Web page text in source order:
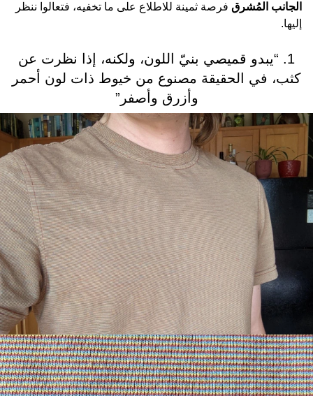
الجانب المُشرق فرصة ثمينة للاطلاع على ما تخفيه، فتعالوا ننظر
إليها.
1. “يبدو قميصي بنيّ اللون، ولكنه، إذا نظرت عن
كثب، في الحقيقة مصنوع من خيوط ذات لون أحمر
وأزرق وأصفر”